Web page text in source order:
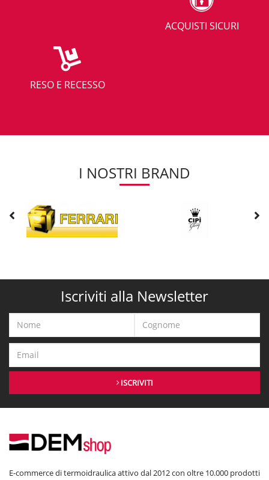
ACQUISTI SICURI
RESO E RECESSO
I NOSTRI BRAND
Iscriviti alla Newsletter
ISCRIVITI
E-commerce di termoidraulica attivo dal 2012 con oltre 10.000 prodotti